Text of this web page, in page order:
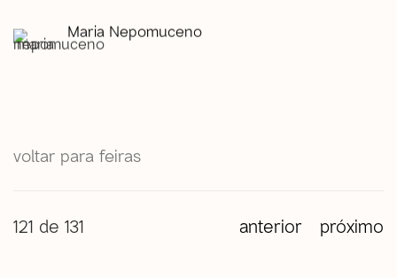
Maria Nepomuceno
voltar para feiras
anterior próximo
121 de 131